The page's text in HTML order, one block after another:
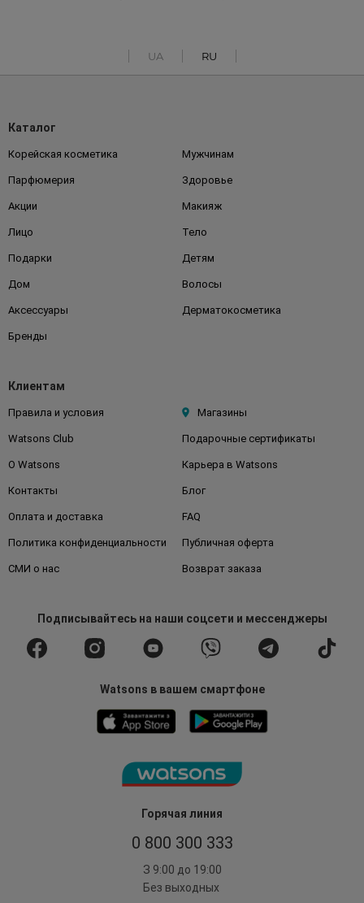
UA RU
Горячая линия
0 800 300 333
З 9:00 до 19:00
Без выходных
Каталог
Корейская косметика Мужчинам
Парфюмерия Здоровье
Акции Макияж
Лицо Тело
Подарки Детям
Дом Волосы
Аксессуары Дерматокосметика
Бренды
Клиентам
Правила и условия Магазины
Watsons Club Подарочные сертификаты
О Watsons Карьера в Watsons
Контакты Блог
Оплата и доставка FAQ
Политика конфиденциальности Публичная оферта
СМИ о нас Возврат заказа
Подписывайтесьна наши соцсети и мессенджеры
Watsons в вашем смартфоне